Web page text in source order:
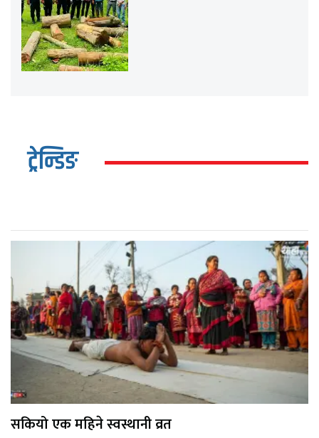
ट्रेन्डिङ
सकियो एक महिने स्वस्थानी व्रत